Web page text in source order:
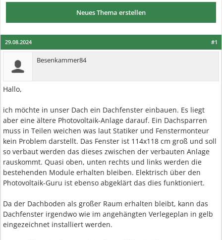
Neues Thema erstellen
#1
29.08.2024
Besenkammer84
Hallo,
ich möchte in unser Dach ein Dachfenster einbauen. Es liegt
aber eine ältere Photovoltaik-Anlage darauf. Ein Dachsparren
muss in Teilen weichen was laut Statiker und Fenstermonteur
kein Problem darstellt. Das Fenster ist 114x118 cm groß und soll
so verbaut werden das dieses zwischen der verbauten Anlage
rauskommt. Quasi oben, unten rechts und links werden die
bestehenden Module erhalten bleiben. Elektrisch über den
Photovoltaik-Guru ist ebenso abgeklärt das dies funktioniert.
Da der Dachboden als großer Raum erhalten bleibt, kann das
Dachfenster irgendwo wie im angehängten Verlegeplan in gelb
eingezeichnet installiert werden.